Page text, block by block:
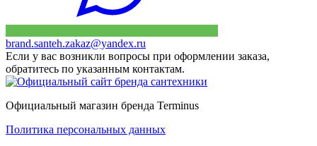
brand.santeh.zakaz@yandex.ru
Если у вас возникли вопросы при оформлении заказа,
обратитесь по указанным контактам.
Официальный магазин бренда Terminus
Политика персональных данных